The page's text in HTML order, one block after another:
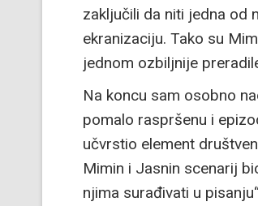
zaključili da niti jedna od
ekranizaciju. Tako su
jednom ozbiljnije
Na koncu sam osobno
pomalo raspršenu i
učvrstio element
Mimin i Jasnin scenarij
njima surađivati u